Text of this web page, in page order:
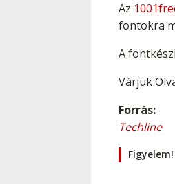
Az
fontokra
A
Várjuk
Forrás:
Techline